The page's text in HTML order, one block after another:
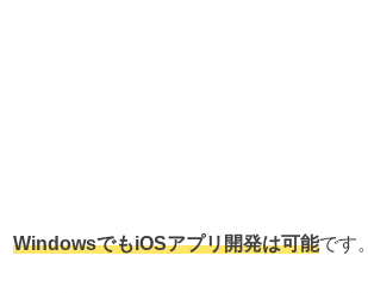
WindowsでもiOSアプリ開発は可能です。